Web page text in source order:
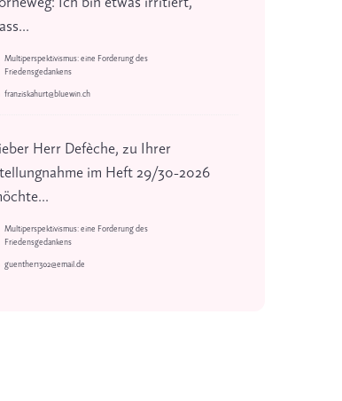
Multiperspektivismus: eine Forderung des
Friedensgedankens
franziskahurt@bluewin.ch
Herr Defèche, zu Ihrer
im Heft 29/30-2026
Multiperspektivismus: eine Forderung des
Friedensgedankens
guenther1302@email.de